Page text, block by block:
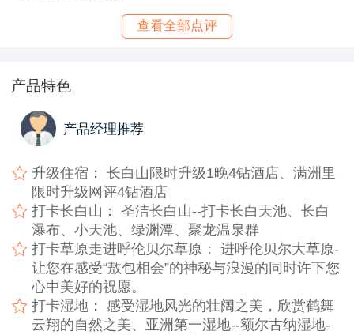
查看全部点评
产品特色
产品经理推荐
升级住宿： 长白山限时升级1晚4钻酒店、满洲里
限时升级网评4钻酒店
打卡长白山： 圣洁长白山--打卡长白天池、长白
瀑布、小天池、绿渊潭、聚龙温泉群
打卡草原走进呼伦贝尔草原： 进呼伦贝尔大草原-
让您在感受“敖包相会”的神秘与浪漫的同时许下您
心中美好的祝愿。
打卡湿地： 感受湿地风光的壮阔之美，欣赏鹤舞
云翔的自然之美、亚洲第一湿地--额尔古纳湿地-